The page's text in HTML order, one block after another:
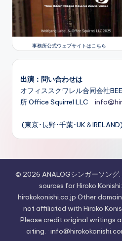
事務所公式ウェブサイトはこちら
出演：問い合わせは
オフィススクワレル合同会社
所 Office Squirrel LLC
(東京･長野･千葉･UK＆IRELAND)
© 2026 ANALOGシンガーソン
sources for Hiroko
hirokokonishi.co.jp Other
not affiliated with Hiroko
Please credit original writings
citing. ·